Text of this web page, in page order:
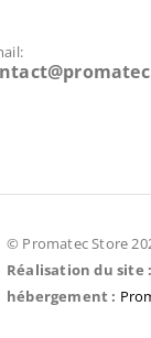
© Promatec Store
Réalisation du site :
hébergement :